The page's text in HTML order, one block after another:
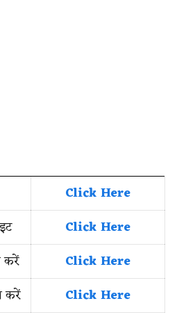
Click Here
Click Here
करें
Click Here
करें
Click Here